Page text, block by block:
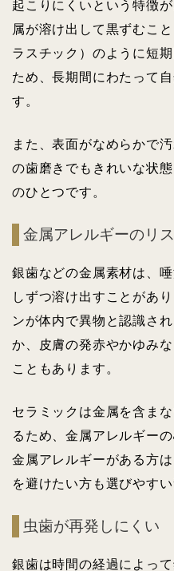
起こりにくいという特徴
属が溶け出して黒ずむこ
ラスチック）のように短
ため、長期間にわたって
す。
また、表面がなめらかで
の歯磨きでもきれいな状
のひとつです。
金属アレルギーのリ
銀歯などの金属素材は、
しずつ溶け出すことがあ
ンが体内で異物と認識さ
か、皮膚の発赤やかゆみ
こともあります。
セラミックは金属を含ま
るため、金属アレルギー
金属アレルギーがある方
を避けたい方も選びやすい
虫歯が再発しにくい
銀歯は時間の経過によっ